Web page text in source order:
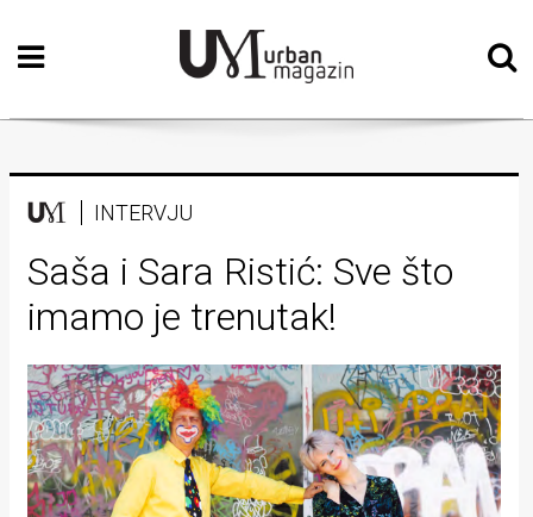
Početna
Vizualne
Teatar
Književnost
Muzika
Intervju
Kolumne
Kultura
INTERVJU
Saša i Sara Ristić: Sve što
imamo je trenutak!